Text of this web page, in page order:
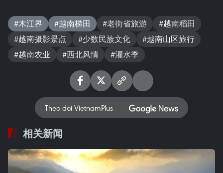
#木江界 #越南梯田 #老街省旅游
#越南稻田
#越南摄影景点
#少数民族文化
#越南山区旅行
#越南农业
#西北风情 #灌水季
Theo dõi VietnamPlus
相关新闻